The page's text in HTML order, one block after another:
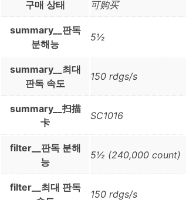
구매 상태 可购买
summary__판독
분해능
5½
summary__최대
판독 속도
150 rdgs/s
summary__扫描
卡
SC1016
filter__판독 분해
능
5½ (240,000 count)
filter__최대 판독
150 rdgs/s